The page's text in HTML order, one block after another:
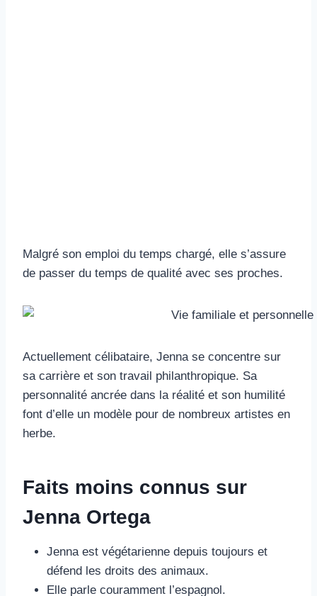
Malgré son emploi du temps chargé, elle s’assure
de passer du temps de qualité avec ses proches.
Actuellement célibataire, Jenna se concentre sur
sa carrière et son travail philanthropique. Sa
personnalité ancrée dans la réalité et son humilité
font d’elle un modèle pour de nombreux artistes en
herbe.
Faits moins connus sur
Jenna Ortega
Jenna est végétarienne depuis toujours et
défend les droits des animaux.
Elle parle couramment l’espagnol.